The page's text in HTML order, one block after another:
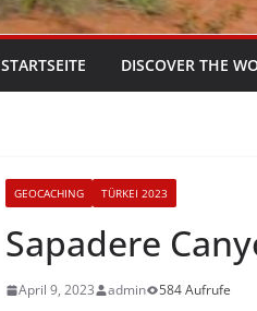
STARTSEITE DISCOVER THE
GEOCACHING TÜRKEI 2023
Sapadere
April 9, 2023 admin 584 Aufrufe